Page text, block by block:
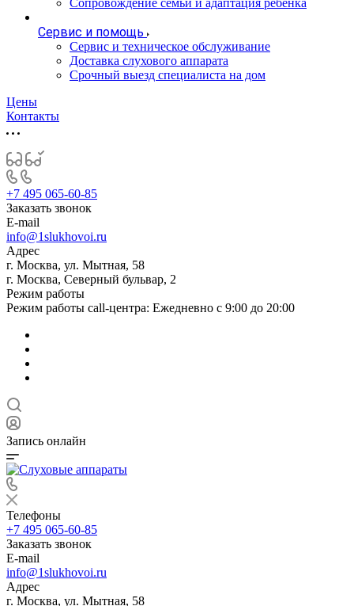
Сопровождение семьи и адаптация ребёнка
Сервис и помощь
Сервис и техническое обслуживание
Доставка слухового аппарата
Срочный выезд специалиста на дом
Цены
Контакты
+7 495 065-60-85
Заказать звонок
E-mail
info@1slukhovoi.ru
Адрес
г. Москва, ул. Мытная, 58
г. Москва, Северный бульвар, 2
Режим работы
Режим работы call-центра: Ежедневно с 9:00 до 20:00
Запись онлайн
Телефоны
+7 495 065-60-85
Заказать звонок
E-mail
info@1slukhovoi.ru
Адрес
г. Москва, ул. Мытная, 58